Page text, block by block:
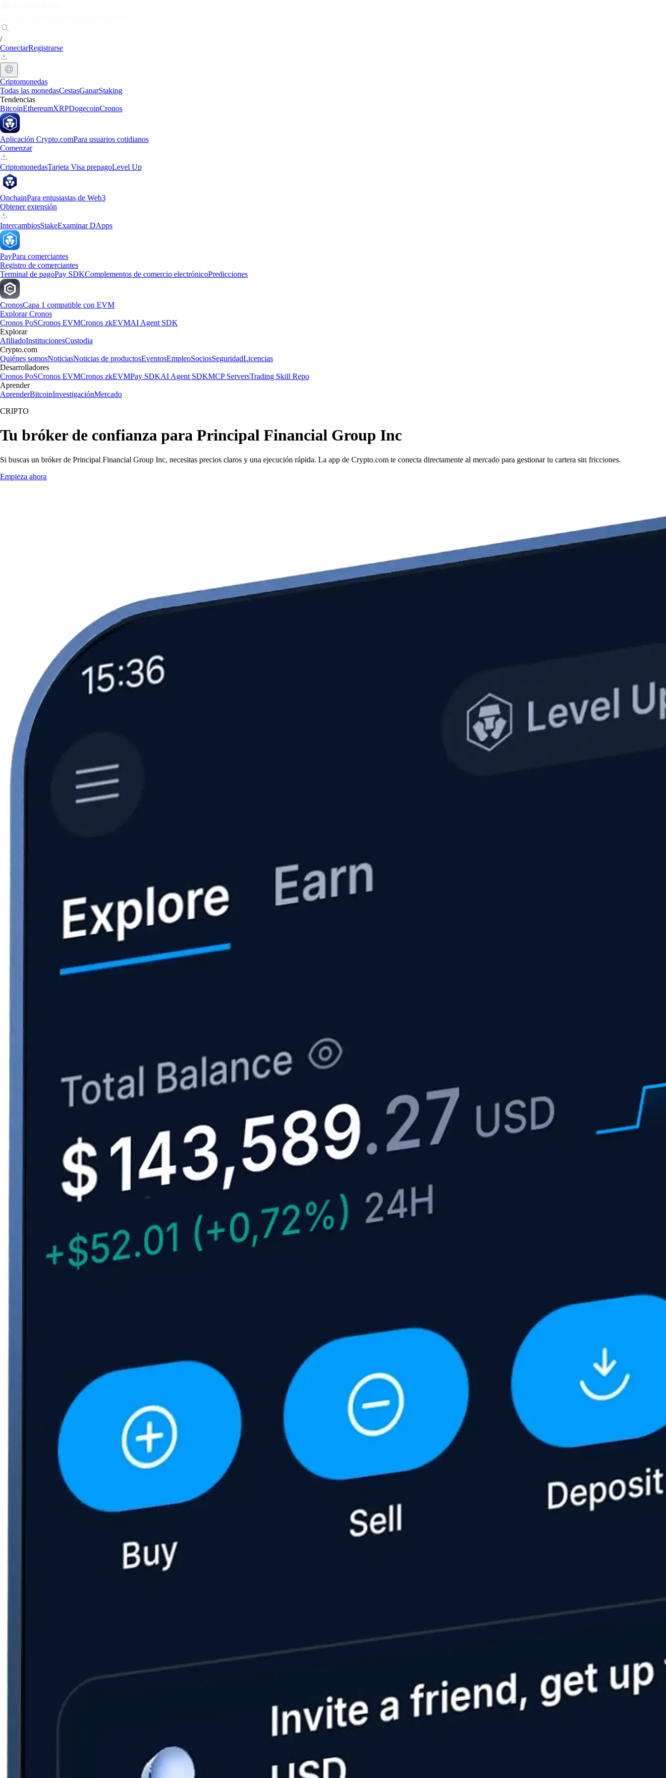
/
ConectarRegistrarse
Criptomonedas
Todas las monedasCestasGanarStaking
Tendencias
BitcoinEthereumXRPDogecoinCronos
Aplicación Crypto.comPara usuarios cotidianos
Comenzar
CriptomonedasTarjeta Visa prepagoLevel Up
OnchainPara entusiastas de Web3
Obtener extensión
IntercambiosStakeExaminar DApps
PayPara comerciantes
Registro de comerciantes
Terminal de pagoPay SDKComplementos de comercio electrónicoPredicciones
CronosCapa 1 compatible con EVM
Explorar Cronos
Cronos PoSCronos EVMCronos zkEVMAI Agent SDK
Explorar
AfiliadoInstitucionesCustodia
Crypto.com
Quiénes somosNoticiasNoticias de productosEventosEmpleoSociosSeguridadLicencias
Desarrolladores
Cronos PoSCronos EVMCronos zkEVMPay SDKAI Agent SDKMCP ServersTrading Skill Repo
Aprender
AprenderBitcoinInvestigaciónMercado
CRIPTO
Tu bróker de confianza para Principal Financial Group Inc
Si buscas un bróker de Principal Financial Group Inc, necesitas precios claros y una ejecución rápida. La app de Crypto.com te conecta directamente al mercado para gestionar tu cartera sin fricciones.
Empieza ahora